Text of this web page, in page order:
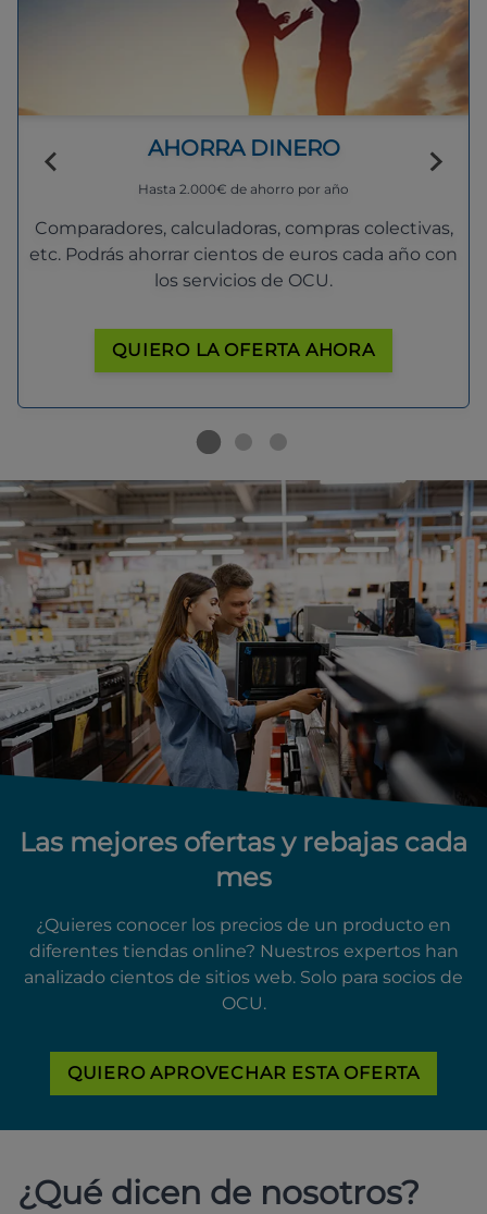
AHORRA DINERO
Hasta 2.000€ de ahorro por año
Comparadores, calculadoras, compras colectivas,
etc. Podrás ahorrar cientos de euros cada año con
los servicios de OCU.
QUIERO LA OFERTA AHORA
Las mejores ofertas y rebajas cada
mes
¿Quieres conocer los precios de un producto en
diferentes tiendas online? Nuestros expertos han
analizado cientos de sitios web. Solo para socios de
OCU.
QUIERO APROVECHAR ESTA OFERTA
¿Qué dicen de nosotros?